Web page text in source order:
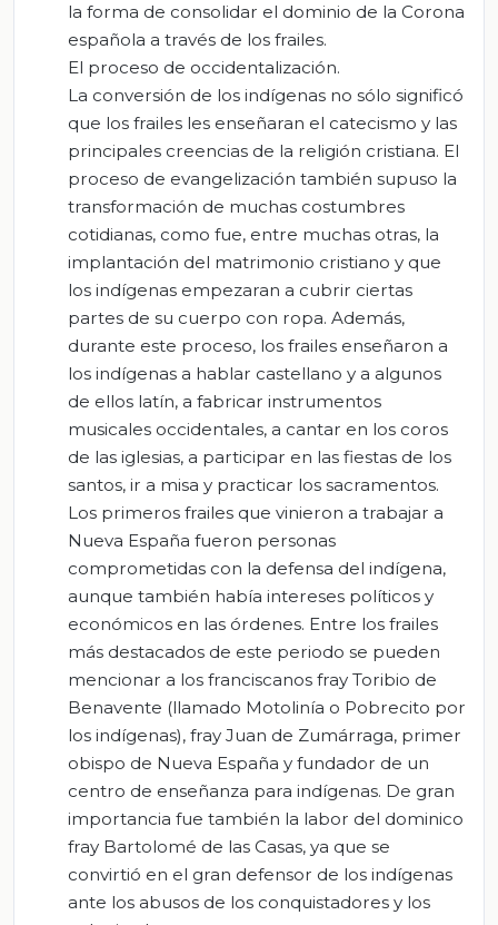
la forma de consolidar el dominio de la Corona
española a través de los frailes.
El proceso de occidentalización.
La conversión de los indígenas no sólo significó
que los frailes les enseñaran el catecismo y las
principales creencias de la religión cristiana. El
proceso de evangelización también supuso la
transformación de muchas costumbres
cotidianas, como fue, entre muchas otras, la
implantación del matrimonio cristiano y que
los indígenas empezaran a cubrir ciertas
partes de su cuerpo con ropa. Además,
durante este proceso, los frailes enseñaron a
los indígenas a hablar castellano y a algunos
de ellos latín, a fabricar instrumentos
musicales occidentales, a cantar en los coros
de las iglesias, a participar en las fiestas de los
santos, ir a misa y practicar los sacramentos.
Los primeros frailes que vinieron a trabajar a
Nueva España fueron personas
comprometidas con la defensa del indígena,
aunque también había intereses políticos y
económicos en las órdenes. Entre los frailes
más destacados de este periodo se pueden
mencionar a los franciscanos fray Toribio de
Benavente (llamado Motolinía o Pobrecito por
los indígenas), fray Juan de Zumárraga, primer
obispo de Nueva España y fundador de un
centro de enseñanza para indígenas. De gran
importancia fue también la labor del dominico
fray Bartolomé de las Casas, ya que se
convirtió en el gran defensor de los indígenas
ante los abusos de los conquistadores y los